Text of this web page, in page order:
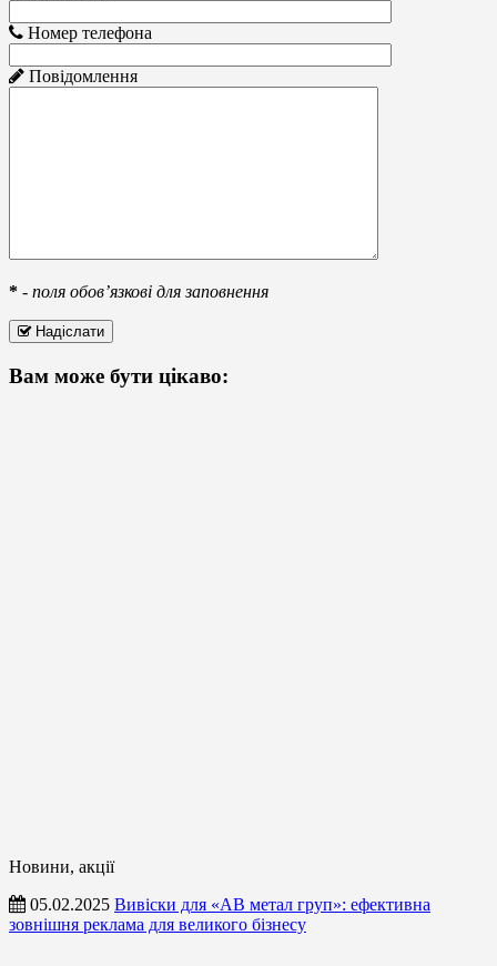
Номер телефона
Повідомлення
* - поля обов’язкові для заповнення
Надіслати
Вам може бути цікаво:
Новини, акції
05.02.2025 Вивіски для «АВ метал груп»: ефективна
зовнішня реклама для великого бізнесу